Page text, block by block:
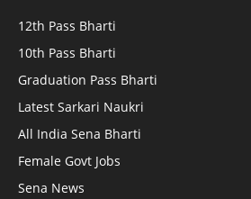
12th Pass Bharti
10th Pass Bharti
Graduation Pass Bharti
Latest Sarkari Naukri
All India Sena Bharti
Female Govt Jobs
Sena News